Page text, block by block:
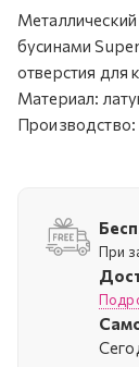
бусинами
отверстия для
Материал:
Производство:
При